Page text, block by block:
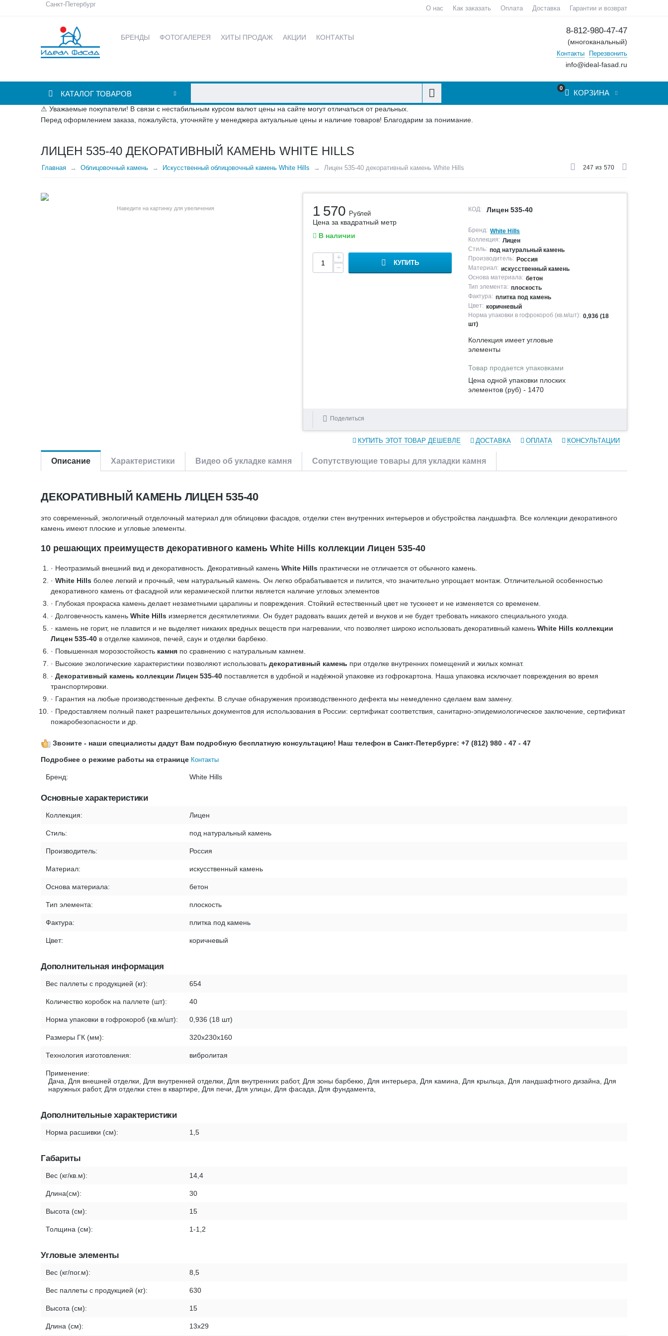
Санкт-Петербург
О нас Как заказать Оплата Доставка Гарантии и возврат
БРЕНДЫ ФОТОГАЛЕРЕЯ ХИТЫ ПРОДАЖ АКЦИИ КОНТАКТЫ
8-812-980-47-47
(многоканальный)
Контакты Перезвонить
info@ideal-fasad.ru
КАТАЛОГ ТОВАРОВ
0
КОРЗИНА
⚠ Уважаемые покупатели! В связи с нестабильным курсом валют цены на сайте могут отличаться от реальных.
Перед оформлением заказа, пожалуйста, уточняйте у менеджера актуальные цены и наличие товаров! Благодарим за понимание.
ЛИЦЕН 535-40 ДЕКОРАТИВНЫЙ КАМЕНЬ WHITE HILLS
Главная Облицовочный камень Искусственный облицовочный камень White Hills Лицен 535-40 декоративный камень White Hills 247 из 570
Наведите на картинку для увеличения 1 570 Рублей
Цена за квадратный метр
В наличии
+
−
КУПИТЬ
КОД: Лицен 535-40
Бренд: White Hills
Коллекция: Лицен
Стиль: под натуральный камень
Производитель: Россия
Материал: искусственный камень
Основа материала: бетон
Тип элемента: плоскость
Фактура: плитка под камень
Цвет: коричневый
Норма упаковки в гофрокороб (кв.м/шт): 0,936 (18
шт)
Коллекция имеет угловые
элементы
Товар продается упаковками
Цена одной упаковки плоских
элементов (руб) - 1470
Поделиться
КУПИТЬ ЭТОТ ТОВАР ДЕШЕВЛЕ ДОСТАВКА ОПЛАТА КОНСУЛЬТАЦИИ
Описание Характеристики Видео об укладке камня Сопутствующие товары для укладки камня
ДЕКОРАТИВНЫЙ КАМЕНЬ ЛИЦЕН 535-40
это современный, экологичный отделочный материал для облицовки фасадов, отделки стен внутренних интерьеров и обустройства ландшафта. Все коллекции декоративного
камень имеют плоские и угловые элементы.
10 решающих преимуществ декоративного камень White Hills коллекции Лицен 535-40
· Неотразимый внешний вид и декоративность. Декоративный камень White Hills практически не отличается от обычного камень.
· White Hills более легкий и прочный, чем натуральный камень. Он легко обрабатывается и пилится, что значительно упрощает монтаж. Отличительной особенностью
декоративного камень от фасадной или керамической плитки является наличие угловых элементов
· Глубокая прокраска камень делает незаметными царапины и повреждения. Стойкий естественный цвет не тускнеет и не изменяется со временем.
· Долговечность камень White Hills измеряется десятилетиями. Он будет радовать ваших детей и внуков и не будет требовать никакого специального ухода.
· камень не горит, не плавится и не выделяет никаких вредных веществ при нагревании, что позволяет широко использовать декоративный камень White Hills коллекции
Лицен 535-40 в отделке каминов, печей, саун и отделки барбекю.
· Повышенная морозостойкость камня по сравнению с натуральным камнем.
· Высокие экологические характеристики позволяют использовать декоративный камень при отделке внутренних помещений и жилых комнат.
· Декоративный камень коллекции Лицен 535-40 поставляется в удобной и надёжной упаковке из гофрокартона. Наша упаковка исключает повреждения во время
транспортировки.
· Гарантия на любые производственные дефекты. В случае обнаружения производственного дефекта мы немедленно сделаем вам замену.
· Предоставляем полный пакет разрешительных документов для использования в России: сертификат соответствия, санитарно-эпидемиологическое заключение, сертификат
пожаробезопасности и др.
Звоните - наши специалисты дадут Вам подробную бесплатную консультацию! Наш телефон в Санкт-Петербурге: +7 (812) 980 - 47 - 47
Подробнее о режиме работы на странице Контакты
Бренд: White Hills
Основные характеристики
Коллекция: Лицен
Стиль: под натуральный камень
Производитель: Россия
Материал: искусственный камень
Основа материала: бетон
Тип элемента: плоскость
Фактура: плитка под камень
Цвет: коричневый
Дополнительная информация
Вес паллеты с продукцией (кг): 654
Количество коробок на паллете (шт): 40
Норма упаковки в гофрокороб (кв.м/шт): 0,936 (18 шт)
Размеры ГК (мм): 320х230х160
Технология изготовления: вибролитая
Применение:
Дача, Для внешней отделки, Для внутренней отделки, Для внутренних работ, Для зоны барбекю, Для интерьера, Для камина, Для крыльца, Для ландшафтного дизайна, Для
наружных работ, Для отделки стен в квартире, Для печи, Для улицы, Для фасада, Для фундамента,
Дополнительные характеристики
Норма расшивки (см): 1,5
Габариты
Вес (кг/кв.м): 14,4
Длина(см): 30
Высота (см): 15
Толщина (см): 1-1,2
Угловые элементы
Вес (кг/пог.м): 8,5
Вес паллеты с продукцией (кг): 630
Высота (см): 15
Длина (см): 13х29